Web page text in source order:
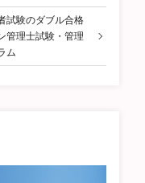
試験のダブル合格
管理士試験・管理
ム